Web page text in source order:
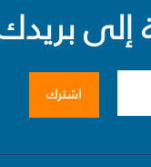
اشترك